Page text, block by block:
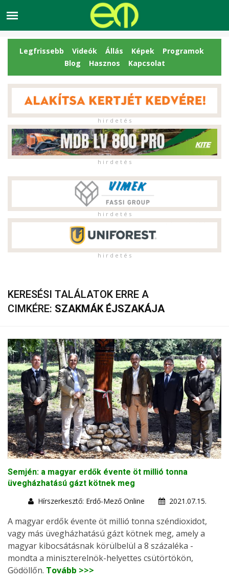
Legfrissebb Videók Állás Képek
Programok
Blog
Hasznos Kapcsolat
h i r d e t é s
h i r d e t é s
h i r d e t é s
h i r d e t é s
KERESÉSI TALÁLATOK ERRE A
CIMKÉRE: SZAKMÁK ÉJSZAKÁJA
Semjén: a magyar erdők évente öt millió tonna
üvegházhatású gázt kötnek meg
Hírszerkesztő: Erdő-Mező Online
2021.07.15.
A magyar erdők évente öt millió tonna széndioxidot,
vagy más üvegházhatású gázt kötnek meg, amely a
magyar kibocsátásnak körülbelül a 8 százaléka -
mondta a miniszterelnök-helyettes csütörtökön,
Gödöllőn. Tovább >>>